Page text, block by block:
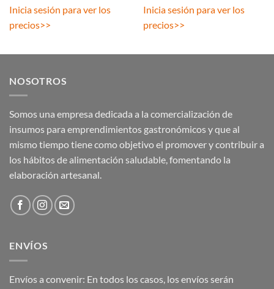
Inicia sesión para ver los
precios>>
Inicia sesión para ver los
precios>>
NOSOTROS
Somos una empresa dedicada a la comercialización de
insumos para emprendimientos gastronómicos y que al
mismo tiempo tiene como objetivo el promover y contribuir a
los hábitos de alimentación saludable, fomentando la
elaboración artesanal.
ENVÍOS
Envíos a convenir: En todos los casos, los envíos serán